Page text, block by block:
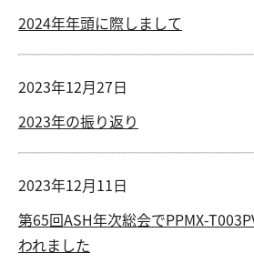
2024年年頭に際しまして
2023年12月27日
2023年の振り返り
2023年12月11日
第65回ASH年次総会でPPMX-
われました